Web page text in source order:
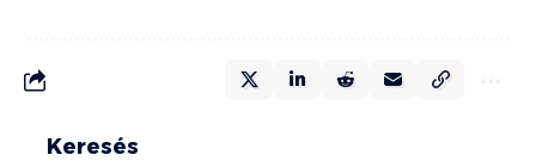
Keresés